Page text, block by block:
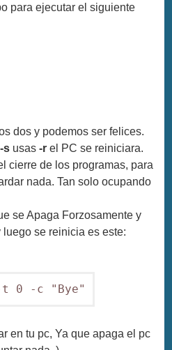
para ejecutar el siguiente
dos y podemos ser felices.
-s usas -r el PC se reiniciara.
cierre de los programas, para
nada. Tan solo ocupando
se Apaga Forzosamente y
se reinicia es este:
0 -c "Bye"
en tu pc, Ya que apaga el pc